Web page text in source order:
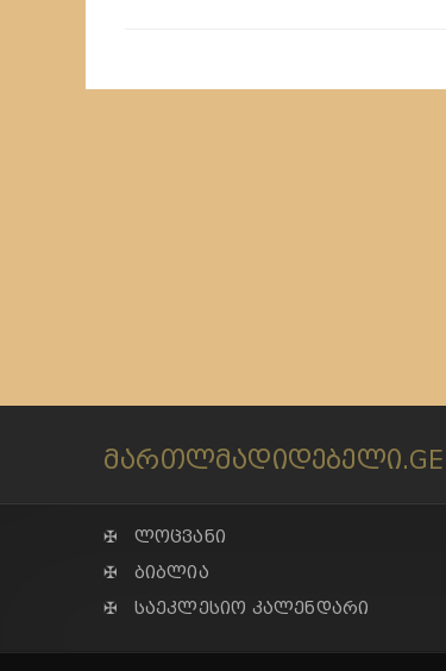
მართლმადიდებელი.GE
✠ ლოცვანი
✠ ბიბლია
✠ საეკლესიო კალენდარი